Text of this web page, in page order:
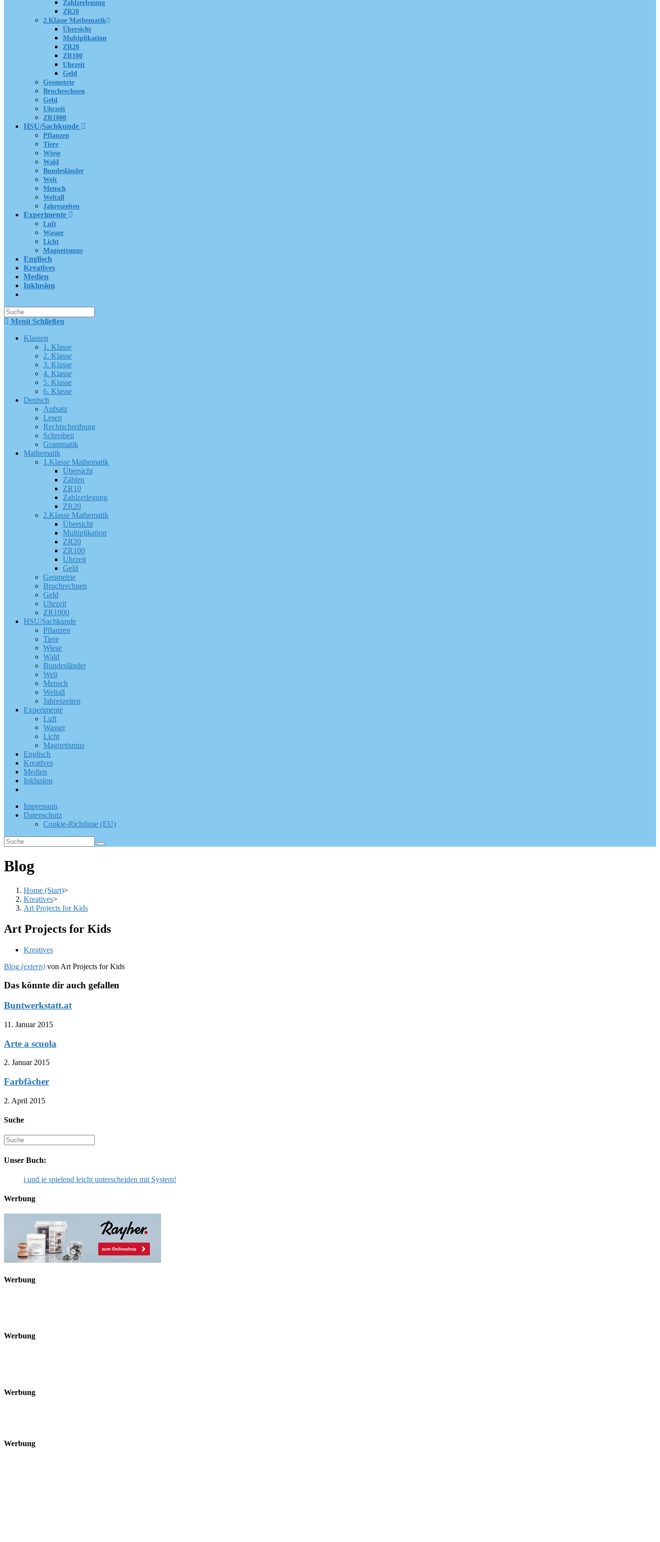
Zahlzerlegung
ZR20
2.Klasse Mathematik
Übersicht
Multiplikation
ZR20
ZR100
Uhrzeit
Geld
Geometrie
Bruchrechnen
Geld
Uhrzeit
ZR1000
HSU/Sachkunde
Pflanzen
Tiere
Wiese
Wald
Bundesländer
Welt
Mensch
Weltall
Jahreszeiten
Experimente
Luft
Wasser
Licht
Magnetismus
Englisch
Kreatives
Medien
Inklusion
Suche
nach:
Menü Schließen
Klassen
1. Klasse
2. Klasse
3. Klasse
4. Klasse
5. Klasse
6. Klasse
Deutsch
Aufsatz
Lesen
Rechtschreibung
Schreiben
Grammatik
Mathematik
1.Klasse Mathematik
Übersicht
Zählen
ZR10
Zahlzerlegung
ZR20
2.Klasse Mathematik
Übersicht
Multiplikation
ZR20
ZR100
Uhrzeit
Geld
Geometrie
Bruchrechnen
Geld
Uhrzeit
ZR1000
HSU/Sachkunde
Pflanzen
Tiere
Wiese
Wald
Bundesländer
Welt
Mensch
Weltall
Jahreszeiten
Experimente
Luft
Wasser
Licht
Magnetismus
Englisch
Kreatives
Medien
Inklusion
Impressum
Datenschutz
Cookie-Richtlinie (EU)
Blog
Home (Start)>
Kreatives>
Art Projects for Kids
Art Projects for Kids
Beitrags-
Kreatives
Blog (extern) von Art Projects for Kids
Das könnte dir auch gefallen
Buntwerkstatt.at
11. Januar 2015
Arte a scuola
2. Januar 2015
Farbfächer
2. April 2015
Suche
Suche
nach:
Unser Buch:
i und ie spielend leicht unterscheiden mit System!
Werbung
Werbung
Werbung
Werbung
Werbung